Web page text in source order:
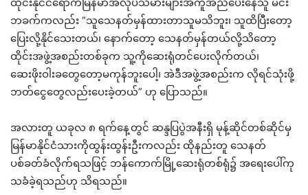
ဘခက်ကလည်း “သူသေနတ်မှန်ထားတာသူမသိဘူး၊ သူထိပြီးတော့
ပြေးလို့နိုင်သေးတယ်၊ နောက်တော့ သေနတ်မှန်တယ်လို့သိတော့
ထိုင်းအဖွဲ့အစည်းတစ်ခုက သူ့ကိုဆေးရုံတင်ပေးလိုက်တယ်၊
ဆေးဖိုးဝါးခတွေတော့မကုန်ဘူးပေါ့၊ အဲဒီအဖွဲ့အစည်းက လိုရင်သုံးဖို့
ဘတ်ငွေတွေလည်းပေးခဲ့တယ်” ဟု ပြောသည်။
အလားတူ ယခုလ ၈ ရက်နေ့တွင် ဆန္ဒပြပွဲအနီးရှိ မုန့်ဆိုင်တစ်ဆိုင်မှ
မြန်မာနိုင်ငံသားကိုထွန်းထွန်းဦးကလည်း ထိုနည်းတူ သေနတ်
ပစ်ခတ်ခံလိုက်ရသဖြင့် ဘန်ကောက်မြို့ဆေးရုံတစ်ရုံ၌ အရေးပေါ်ကု
သခံခဲ့ရသည်ဟု သိရသည်။